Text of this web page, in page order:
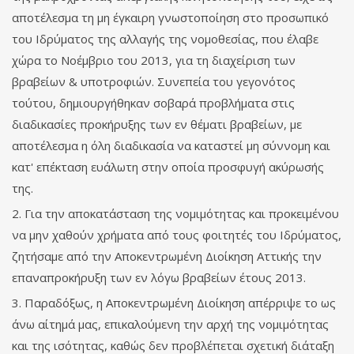
αποτέλεσμα τη μη έγκαιρη γνωστοποίηση στο προσωπικό
του Ιδρύματος της αλλαγής της νομοθεσίας, που έλαβε
χώρα το Νοέμβριο του 2013, για τη διαχείριση των
βραβείων & υποτροφιών. Συνεπεία του γεγονότος
τούτου, δημιουργήθηκαν σοβαρά προβλήματα στις
διαδικασίες προκήρυξης των εν θέματι βραβείων, με
αποτέλεσμα η όλη διαδικασία να καταστεί μη σύννομη και
κατ' επέκταση ευάλωτη στην οποία προσφυγή ακύρωσής
της.
2. Για την αποκατάσταση της νομιμότητας και προκειμένου
να μην χαθούν χρήματα από τους φοιτητές του Ιδρύματος,
ζητήσαμε από την Αποκεντρωμένη Διοίκηση Αττικής την
επαναπροκήρυξη των εν λόγω βραβείων έτους 2013.
3. Παραδόξως, η Αποκεντρωμένη Διοίκηση απέρριψε το ως
άνω αίτημά μας, επικαλούμενη την αρχή της νομιμότητας
και της ισότητας, καθώς δεν προβλέπεται σχετική διάταξη